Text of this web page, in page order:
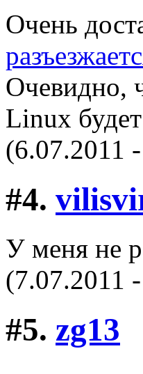
Очень
Очевидно,
Linux
(6.07.2011
#4.
У меня не
(7.07.2011
#5. zg13